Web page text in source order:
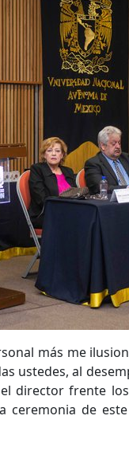
más me
ustedes, al
director frente
ceremonia de